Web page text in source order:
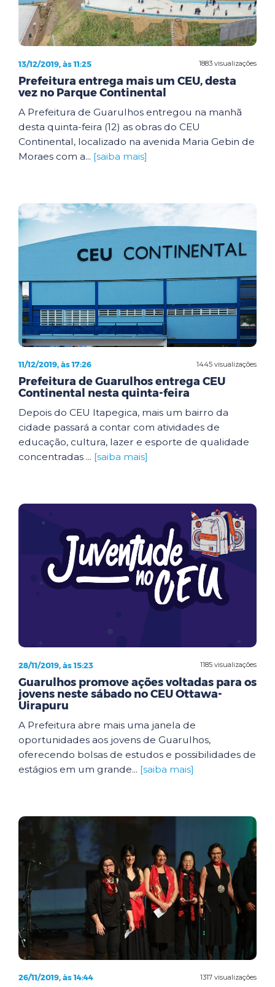
1883 visualizações
13/12/2019, às 11:25
Prefeitura entrega mais um CEU, desta
vez no Parque Continental
A Prefeitura de Guarulhos entregou na manhã
desta quinta-feira (12) as obras do CEU
Continental, localizado na avenida Maria Gebin de
Moraes com a... [saiba mais]
1445 visualizações
11/12/2019, às 17:26
Prefeitura de Guarulhos entrega CEU
Continental nesta quinta-feira
Depois do CEU Itapegica, mais um bairro da
cidade passará a contar com atividades de
educação, cultura, lazer e esporte de qualidade
concentradas ... [saiba mais]
1185 visualizações
28/11/2019, às 15:23
Guarulhos promove ações voltadas para os
jovens neste sábado no CEU Ottawa-
Uirapuru
A Prefeitura abre mais uma janela de
oportunidades aos jovens de Guarulhos,
oferecendo bolsas de estudos e possibilidades de
estágios em um grande... [saiba mais]
1317 visualizações
26/11/2019, às 14:44